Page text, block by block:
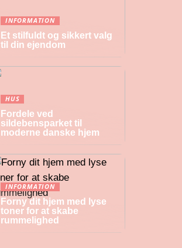
INFORMATION
Et stilfuldt og sikkert valg
til din ejendom
HUS
Fordele ved
sildebensparket til
moderne danske hjem
INFORMATION
Forny dit hjem med lyse
toner for at skabe
rummelighed